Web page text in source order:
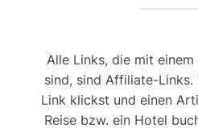
Alle Links, die mit
sind, sind Affiliate-Links.
Link klickst und einen
Reise bzw. ein Hotel